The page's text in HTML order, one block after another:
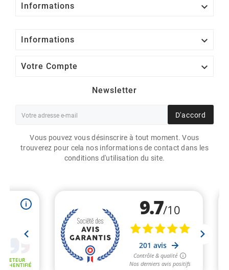
Informations 
Informations 
Votre Compte 
Newsletter
D'accord
Vous pouvez vous désinscrire à tout moment. Vous
trouverez pour cela nos informations de contact dans les
conditions d'utilisation du site.